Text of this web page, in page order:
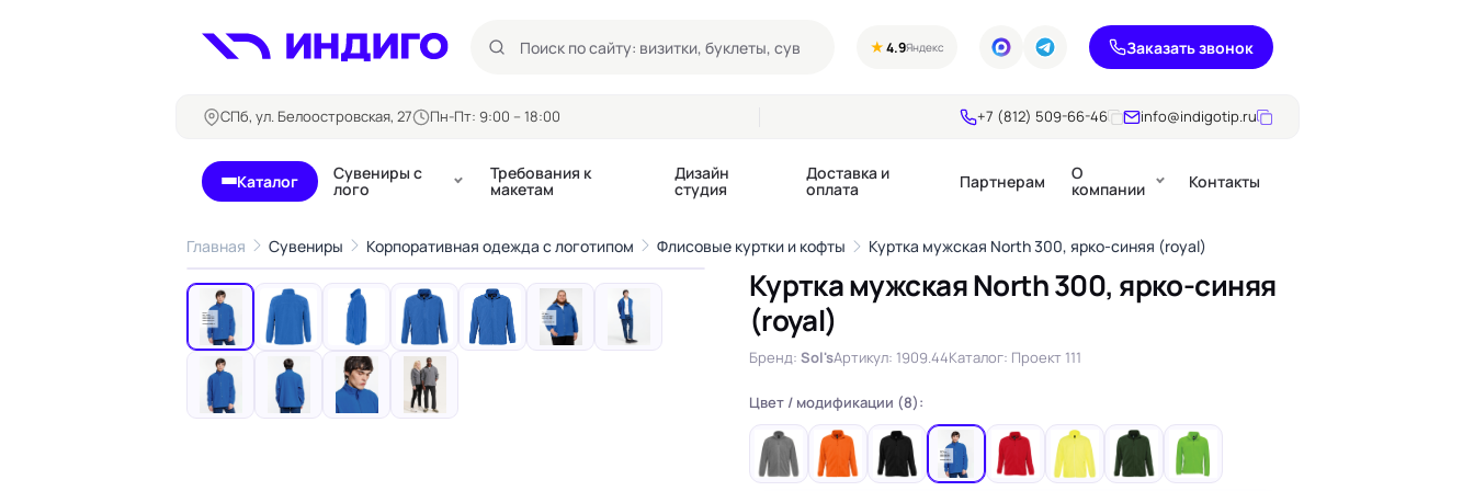
★4.9Яндекс Заказать звонок
СПб, ул. Белоостровская, 27 Пн-Пт: 9:00 – 18:00 +7 (812) 509-66-46 info@indigotip.ru
Каталог
Бланки и формуляры
Блокноты
Бейджи
Визитки
Конверты
Ленты для бейджей
Билеты, купоны
Буклеты
Карточные игры, колоды
Кубарики
Листовки, флаеры
Календари квартальные
Календари настольные
Календари перекидные
Воблеры
Дорхенгеры / Крючки
Некхенгеры
Флажки бумажные
Ценники
Шелфтокеры
Ярлыки и бирки
Каталоги
Сувениры с
лого
Требования к
макетам
Дизайн
студия
Доставка и
оплата Партнерам О
компании Контакты
Главная Сувениры Корпоративная одежда с логотипом Флисовые куртки и кофты Куртка мужская North 300, ярко-синяя (royal)
‹ ›
1/11
Куртка мужская North 300, ярко-синяя
(royal)
Бренд: Sol'sАртикул: 1909.44Каталог: Проект 111
Цвет / модификации (8):